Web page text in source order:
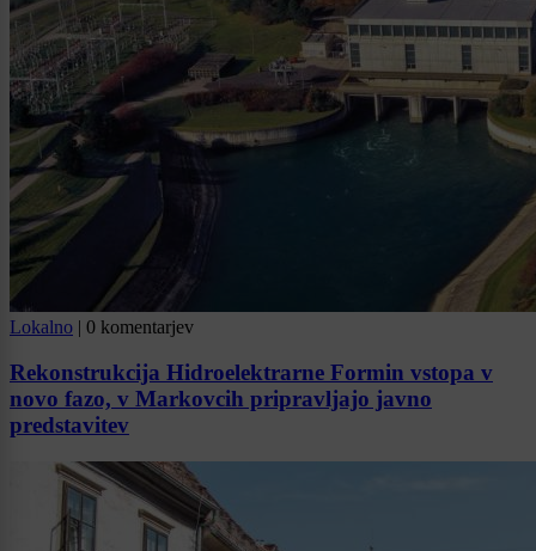
Lokalno | 0 komentarjev
Rekonstrukcija Hidroelektrarne Formin vstopa v
novo fazo, v Markovcih pripravljajo javno
predstavitev